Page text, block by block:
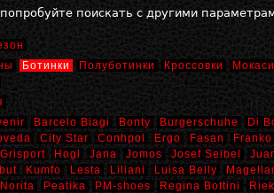
поискать с другими
Ботинки Полуботинки Кроссовки
Barcelo Biagi Bonty Burgerschuhe
Di
City Star Conhpol Ergo Fasan
Grisport Hogl Jana Jomos Josef Seibel
Kumfo Lesta Liliani Luisa Belly
Norita Peatika PM-shoes Regina Bottini